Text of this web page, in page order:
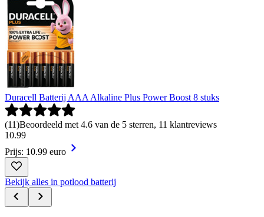
Duracell Batterij AAA Alkaline Plus Power Boost 8 stuks
(11)Beoordeeld met 4.6 van de 5 sterren, 11 klantreviews
10.99
Prijs: 10.99 euro
Bekijk alles in potlood batterij